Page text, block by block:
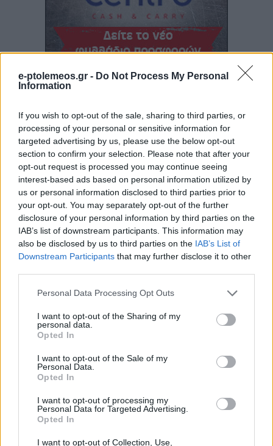
e-ptolemeos.gr - Do Not Process My Personal
Information
If you wish to opt-out of the sale, sharing to third parties, or
processing of your personal or sensitive information for
targeted advertising by us, please use the below opt-out
section to confirm your selection. Please note that after your
opt-out request is processed you may continue seeing
interest-based ads based on personal information utilized by
us or personal information disclosed to third parties prior to
your opt-out. You may separately opt-out of the further
disclosure of your personal information by third parties on the
IAB’s list of downstream participants. This information may
also be disclosed by us to third parties on the IAB’s List of
Downstream Participants that may further disclose it to other
Please note that this website/app uses one or more Google
not limited to your visit or usage behaviour. You may click to
grant or deny consent to Google and its third-party tags to
use your data for below specified purposes in below Google
consent section.
Personal Data Processing Opt Outs
I want to opt-out of the Sharing of my
personal data.
Opted In
I want to opt-out of the Sale of my
Personal Data.
Opted In
I want to opt-out of processing my
Personal Data for Targeted Advertising.
Opted In
I want to opt-out of Collection, Use,